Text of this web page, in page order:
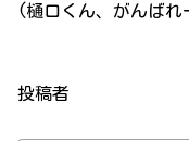
(樋口くん、がんばれ
投稿者